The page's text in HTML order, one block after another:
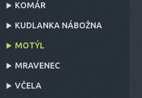
KOMÁR
KUDLANKA NÁBOŽNA
MOTÝL
MRAVENEC
VČELA